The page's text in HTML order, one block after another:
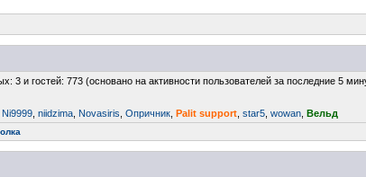
3 и гостей: 773 (основано на активности пользователей за последние 5
Ni9999 niidzima Novasiris Опричник Palit support star5 wowan Вельд